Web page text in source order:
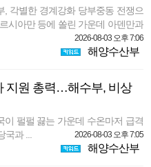
, 각별한 경계강화 당부중동 전쟁으
시아만 등에 쏠린 가운데 아덴만과
2026-08-03 오후 7:06
해양수산부
지원 총력…해수부, 비상
이 펄펄 끓는 가운데 수온마저 급격
과 ...
2026-08-03 오후 7:05
해양수산부